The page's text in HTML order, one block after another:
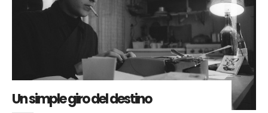
Un simple giro del destino